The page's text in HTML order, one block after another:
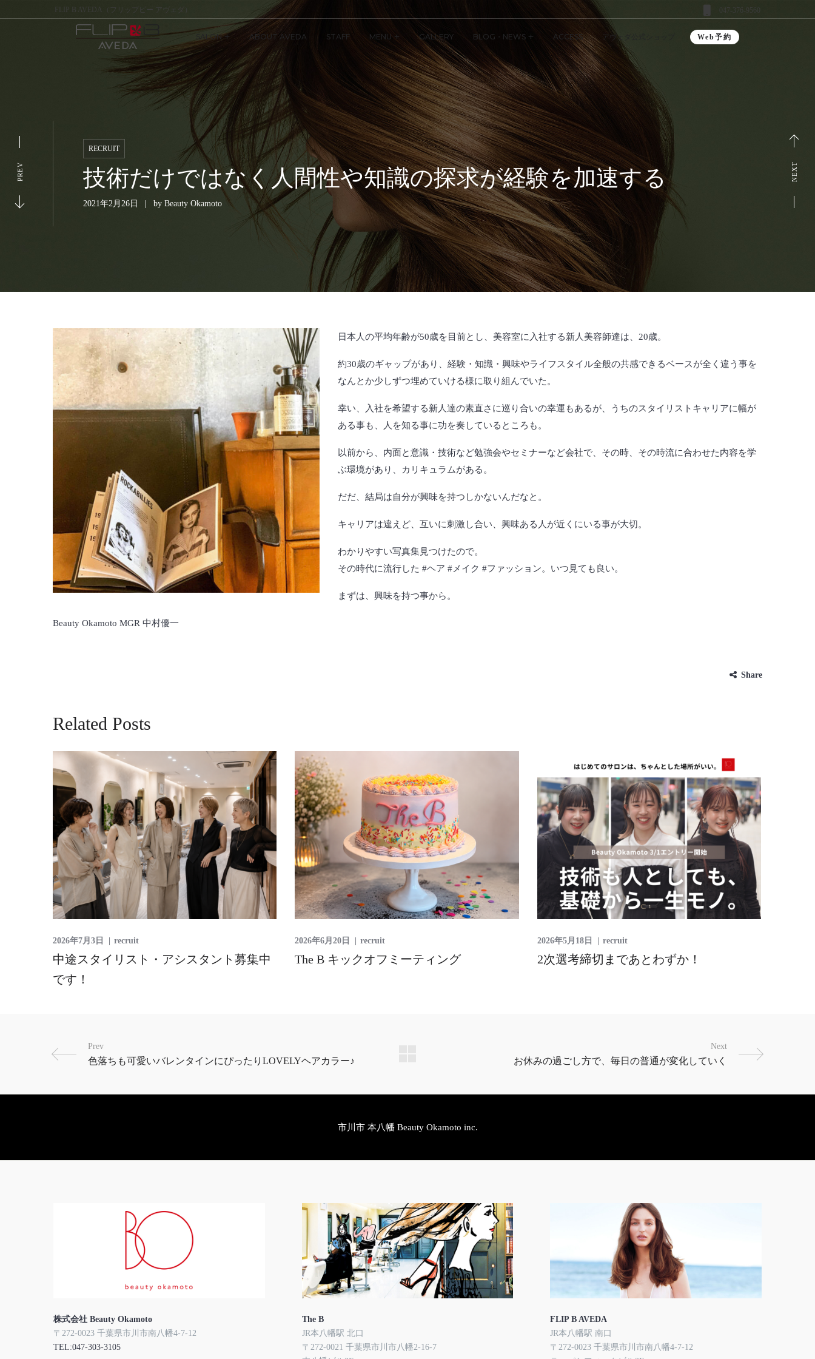
FLIP B AVEDA（フリップビー アヴェダ） 047-376-9560
SALON ABOUT AVEDA STAFF MENU GALLERY BLOG・NEWS ACCESS アヴェダ公式ショップ Web予約
RECRUIT
技術だけではなく人間性や知識の探求が経験を加速する
2021年2月26日 by Beauty Okamoto
PREV NEXT
日本人の平均年齢が50歳を目前とし、美容室に入社する新人美容師達は、20歳。
約30歳のギャップがあり、経験・知識・興味やライフスタイル全般の共感できるベースが全く違う事を
なんとか少しずつ埋めていける様に取り組んでいた。
幸い、入社を希望する新人達の素直さに巡り合いの幸運もあるが、うちのスタイリストキャリアに幅が
ある事も、人を知る事に功を奏しているところも。
以前から、内面と意識・技術など勉強会やセミナーなど会社で、その時、その時流に合わせた内容を学
ぶ環境があり、カリキュラムがある。
だだ、結局は自分が興味を持つしかないんだなと。
キャリアは違えど、互いに刺激し合い、興味ある人が近くにいる事が大切。
わかりやすい写真集見つけたので。
その時代に流行した #ヘア #メイク #ファッション。いつ見ても良い。
まずは、興味を持つ事から。
Beauty Okamoto MGR 中村優一
Share
Related Posts
2026年7月3日 recruit
中途スタイリスト・アシスタント募集中
です！
2026年6月20日 recruit
The B キックオフミーティング
2026年5月18日 recruit
2次選考締切まであとわずか！
Prev Next
市川市 本八幡 Beauty Okamoto inc.
株式会社 Beauty Okamoto
〒272-0023 千葉県市川市南八幡4-7-12
TEL:047-303-3105
The B
JR本八幡駅 北口
〒272-0021 千葉県市川市八幡2-16-7
FLIP B AVEDA
JR本八幡駅 南口
〒272-0023 千葉県市川市南八幡4-7-12